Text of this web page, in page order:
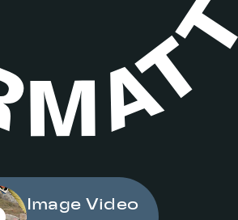
Image Video